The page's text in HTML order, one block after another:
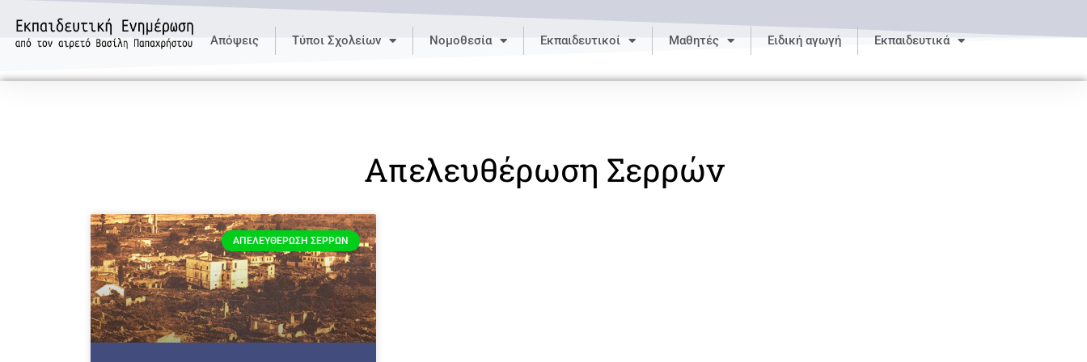
Απόψεις Τύποι Σχολείων Νομοθεσία Εκπαιδευτικοί Μαθητές Ειδική αγωγή Εκπαιδευτικά
Απελευθέρωση Σερρών
ΑΠΕΛΕΥΘΈΡΩΣΗ ΣΕΡΡΏΝ